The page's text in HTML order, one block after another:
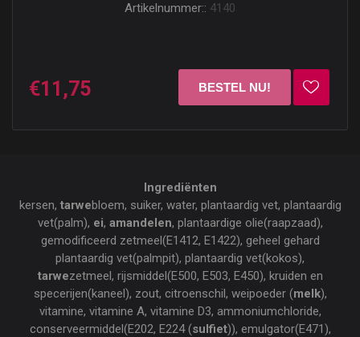
Artikelnummer:: 4140
€11,75
Ingrediënten
kersen, tarwebloem, suiker, water, plantaardig vet, plantaardig
vet(palm), ei, amandelen, plantaardige olie(raapzaad),
gemodificeerd zetmeel(E1412, E1422), geheel gehard
plantaardig vet(palmpit), plantaardig vet(kokos),
tarwezetmeel, rijsmiddel(E500, E503, E450), kruiden en
specerijen(kaneel), zout, citroenschil, weipoeder (melk),
vitamine, vitamine A, vitamine D3, ammoniumchloride,
conserveermiddel(E202, E224 (sulfiet)), emulgator(E471),